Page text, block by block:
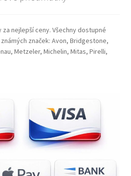
nejlepší ceny. Všechny dostupné
značek: Avon, Bridgestone,
Metzeler, Michelin, Mitas, Pirelli,